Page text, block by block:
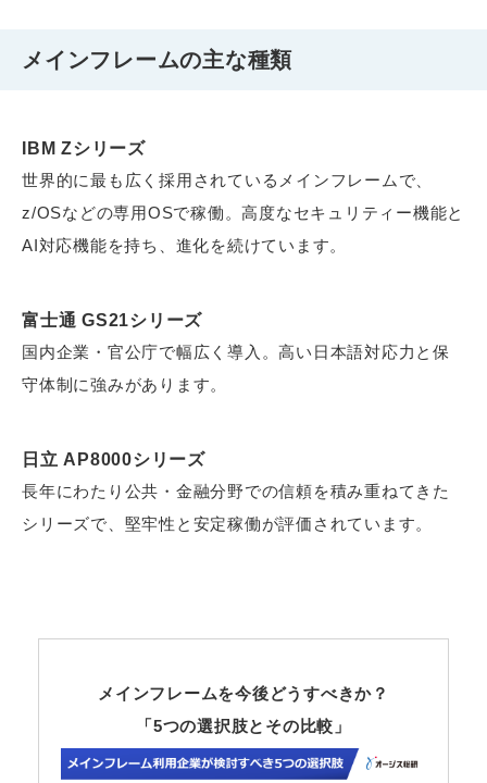
メインフレームの主な種類
IBM Zシリーズ
世界的に最も広く採用されているメインフレームで、
z/OSなどの専用OSで稼働。高度なセキュリティー機能と
AI対応機能を持ち、進化を続けています。
富士通 GS21シリーズ
国内企業・官公庁で幅広く導入。高い日本語対応力と保
守体制に強みがあります。
日立 AP8000シリーズ
長年にわたり公共・金融分野での信頼を積み重ねてきた
シリーズで、堅牢性と安定稼働が評価されています。
メインフレームを今後どうすべきか？
「5つの選択肢とその比較」